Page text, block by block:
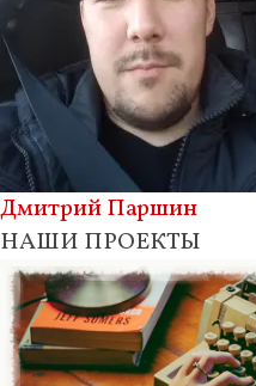
Дмитрий Паршин
НАШИ ПРОЕКТЫ